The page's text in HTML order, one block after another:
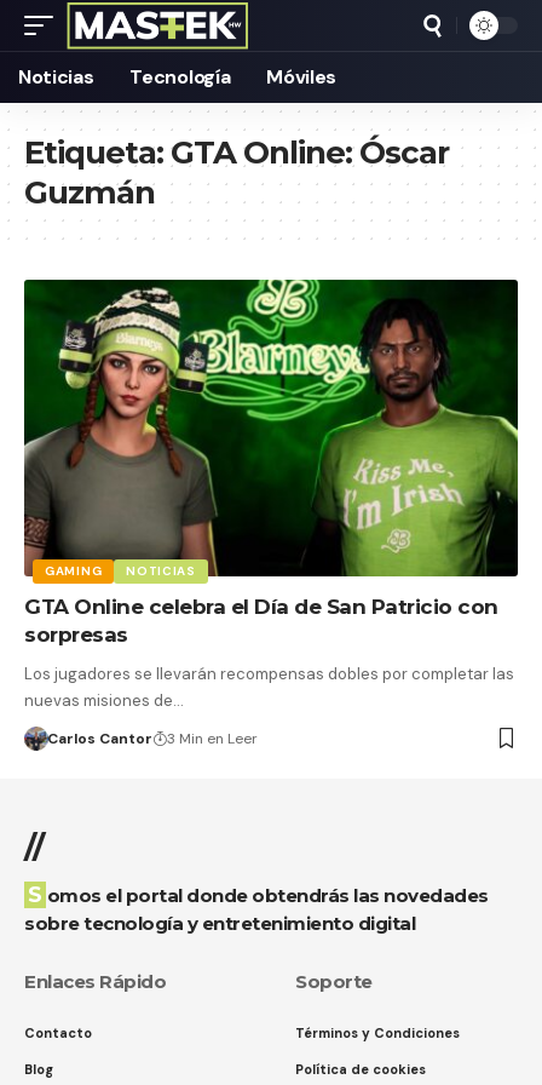
Noticias Tecnología Móviles
Etiqueta:GTA Online: Óscar
Guzmán
GAMING NOTICIAS
GTA Online celebra el Día de San Patricio con
sorpresas
Los jugadores se llevarán recompensas dobles por completar las
nuevas misiones de…
Carlos Cantor 3 Min en Leer
//
Somos el portal donde obtendrás las novedades
sobre tecnología y entretenimiento digital
Enlaces Rápido
Contacto
Blog
Soporte
Términos y Condiciones
Política de cookies